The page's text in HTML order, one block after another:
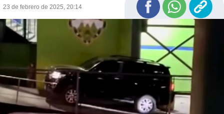
23 de febrero de 2025, 20:14